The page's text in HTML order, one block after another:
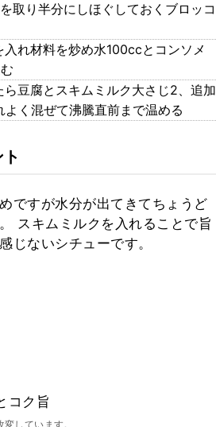
取り半分にしほぐしておくブロッコ
れ材料を炒め水100ccとコンソメ
豆腐とスキムミルク大さじ2、追加
よく混ぜて沸騰直前まで温める
ですが水分が出てきてちょうど
スキムミルクを入れることで旨
じないシチューです。
コク旨
しています。